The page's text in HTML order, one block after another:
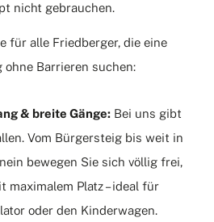
nicht gebrauchen.
für alle Friedberger, die eine
ohne Barrieren suchen:
& breite Gänge: Bei uns gibt
Vom Bürgersteig bis weit in
bewegen Sie sich völlig frei,
maximalem Platz – ideal für
oder den Kinderwagen.